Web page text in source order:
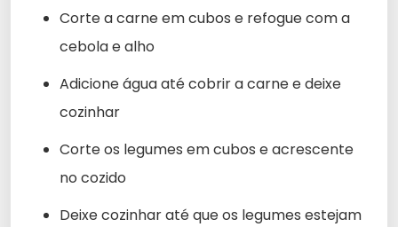
Corte a carne em cubos e refogue com a
cebola e alho
Adicione água até cobrir a carne e deixe
cozinhar
Corte os legumes em cubos e acrescente
no cozido
Deixe cozinhar até que os legumes estejam